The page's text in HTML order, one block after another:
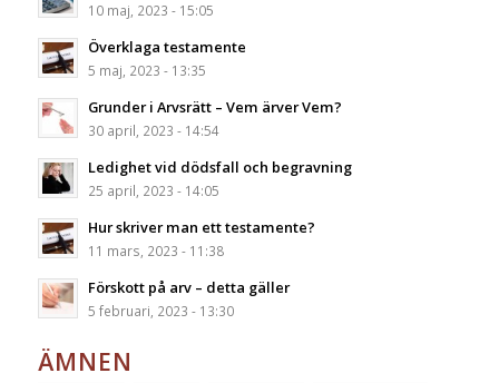
10 maj, 2023 - 15:05
Överklaga testamente
5 maj, 2023 - 13:35
Grunder i Arvsrätt – Vem ärver Vem?
30 april, 2023 - 14:54
Ledighet vid dödsfall och begravning
25 april, 2023 - 14:05
Hur skriver man ett testamente?
11 mars, 2023 - 11:38
Förskott på arv – detta gäller
5 februari, 2023 - 13:30
ÄMNEN